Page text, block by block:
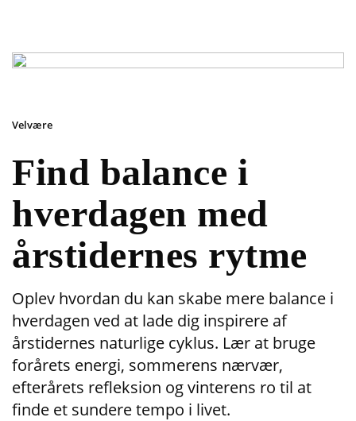
Find balance i
hverdagen med
årstidernes rytme
Velvære
Oplev hvordan du kan skabe mere balance i
hverdagen ved at lade dig inspirere af
årstidernes naturlige cyklus. Lær at bruge
forårets energi, sommerens nærvær,
efterårets refleksion og vinterens ro til at
finde et sundere tempo i livet.